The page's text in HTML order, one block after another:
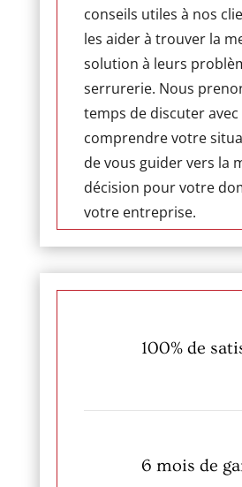
conseils utiles à nos
les aider à trouver la
solution à leurs
serrurerie. Nous
temps de discuter
comprendre votre
de vous guider vers la
décision pour votre
votre entreprise.
100% de
6 mois de